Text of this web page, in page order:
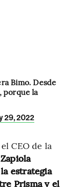
Bimo. Desde
porque la
29, 2022
CEO de la
estrategia
Prisma y el